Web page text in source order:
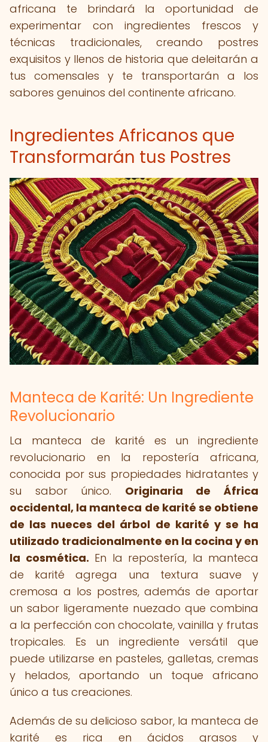
africana te brindará la oportunidad de
experimentar con ingredientes frescos y
técnicas tradicionales, creando postres
exquisitos y llenos de historia que deleitarán a
tus comensales y te transportarán a los
sabores genuinos del continente africano.
Ingredientes Africanos que
Transformarán tus Postres
Manteca de Karité: Un Ingrediente
Revolucionario
La manteca de karité es un ingrediente
revolucionario en la repostería africana,
conocida por sus propiedades hidratantes y
su sabor único. Originaria de África
occidental, la manteca de karité se obtiene
de las nueces del árbol de karité y se ha
utilizado tradicionalmente en la cocina y en
la cosmética. En la repostería, la manteca
de karité agrega una textura suave y
cremosa a los postres, además de aportar
un sabor ligeramente nuezado que combina
a la perfección con chocolate, vainilla y frutas
tropicales. Es un ingrediente versátil que
puede utilizarse en pasteles, galletas, cremas
y helados, aportando un toque africano
único a tus creaciones.
Además de su delicioso sabor, la manteca de
karité es rica en ácidos grasos y